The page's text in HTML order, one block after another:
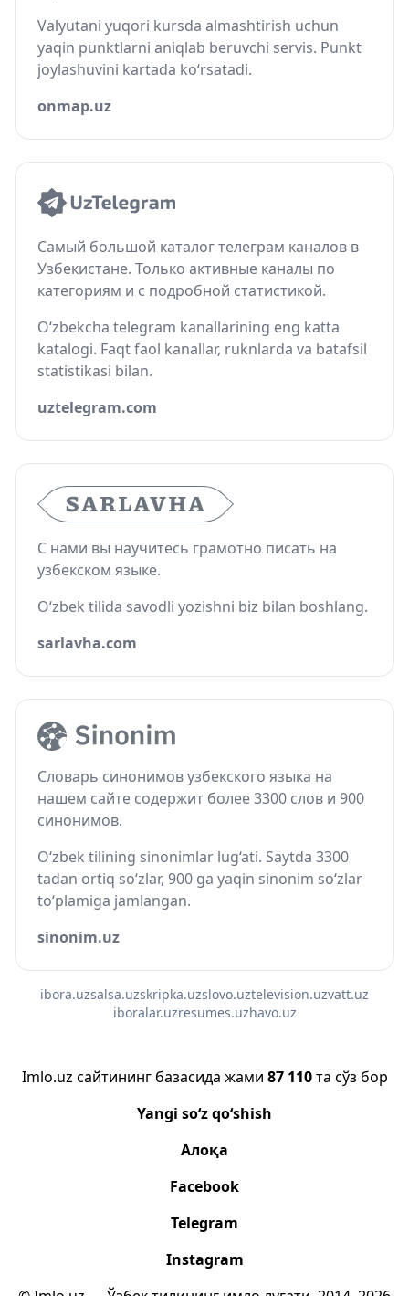
Valyutani yuqori kursda almashtirish uchun
yaqin punktlarni aniqlab beruvchi servis. Punkt
joylashuvini kartada ko‘rsatadi.
onmap.uz
Самый большой каталог телеграм каналов в
Узбекистане. Только активные каналы по
категориям и с подробной статистикой.
O‘zbekcha telegram kanallarining eng katta
katalogi. Faqt faol kanallar, ruknlarda va batafsil
statistikasi bilan.
uztelegram.com
С нами вы научитесь грамотно писать на
узбекском языке.
O‘zbek tilida savodli yozishni biz bilan boshlang.
sarlavha.com
Словарь синонимов узбекского языка на
нашем сайте содержит более 3300 слов и 900
синонимов.
O‘zbek tilining sinonimlar lug‘ati. Saytda 3300
tadan ortiq so‘zlar, 900 ga yaqin sinonim so‘zlar
to‘plamiga jamlangan.
sinonim.uz
ibora.uzsalsa.uzskripka.uzslovo.uztelevision.uzvatt.uz
iboralar.uzresumes.uzhavo.uz
Imlo.uz сайтининг базасида жами 87 110та сўз бор
Yangi so‘z qo‘shish
Алоқа
Facebook
Telegram
Instagram